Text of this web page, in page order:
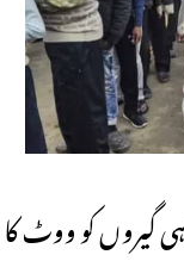
گیروں کو ووٹ کا